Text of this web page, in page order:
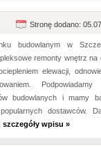
Stronę dodano:
budowlanym w
remonty wnętrz na
elewacji,
budowlanych i mamy
dostawców.
szczegóły wpisu »